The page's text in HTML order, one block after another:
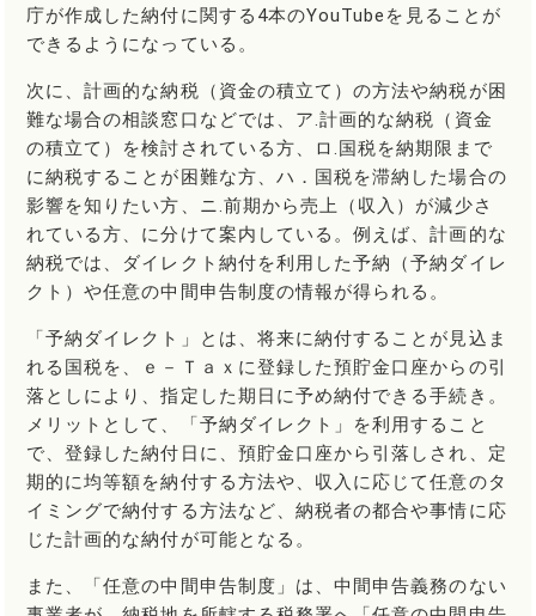
庁が作成した納付に関する4本のYouTubeを見ることが
できるようになっている。
次に、計画的な納税（資金の積立て）の方法や納税が困
難な場合の相談窓口などでは、ア.計画的な納税（資金
の積立て）を検討されている方、ロ.国税を納期限まで
に納税することが困難な方、ハ．国税を滞納した場合の
影響を知りたい方、ニ.前期から売上（収入）が減少さ
れている方、に分けて案内している。例えば、計画的な
納税では、ダイレクト納付を利用した予納（予納ダイレ
クト）や任意の中間申告制度の情報が得られる。
「予納ダイレクト」とは、将来に納付することが見込ま
れる国税を、ｅ－Ｔａｘに登録した預貯金口座からの引
落としにより、指定した期日に予め納付できる手続き。
メリットとして、「予納ダイレクト」を利用すること
で、登録した納付日に、預貯金口座から引落しされ、定
期的に均等額を納付する方法や、収入に応じて任意のタ
イミングで納付する方法など、納税者の都合や事情に応
じた計画的な納付が可能となる。
また、「任意の中間申告制度」は、中間申告義務のない